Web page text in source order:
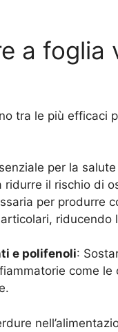
a foglia
tra le più efficaci
per la
ridurre il rischio di
per produrre
riducendo
e polifenoli:
come